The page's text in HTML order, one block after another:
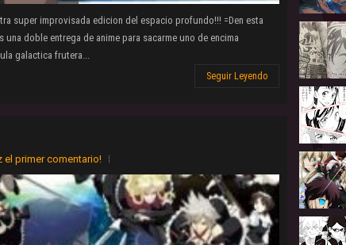
super improvisada edicion del espacio profundo!!! =Den esta
doble entrega de anime para sacarme uno de encima
galactica frutera...
Seguir Leyendo
el primer comentario!